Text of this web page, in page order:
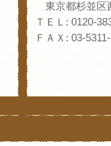
東京都杉並区
ＴＥＬ: 0120-
ＦＡＸ: 03-